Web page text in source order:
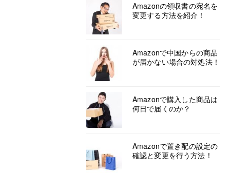
Amazonの領収書の宛名を
変更する方法を紹介！
Amazonで中国からの商品
が届かない場合の対処法！
Amazonで購入した商品は
何日で届くのか？
Amazonで置き配の設定の
確認と変更を行う方法！